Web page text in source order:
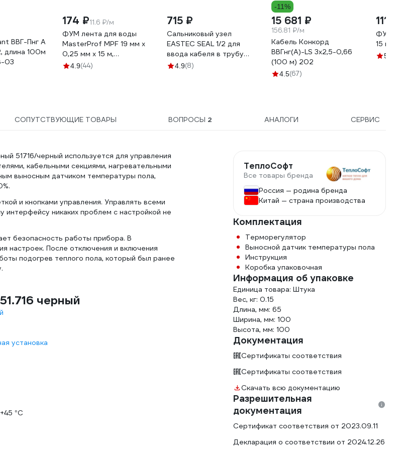
ВВГ-Пнг А
длина 100м
03
174 ₽11.6 ₽/м
ФУМ лента для воды
MasterProf MPF 19 мм x
0,25 мм x 15 м,
профессиональная
4.9(44)
715 ₽
Сальниковый узел
EASTEC SEAL 1/2 для
ввода кабеля в трубу
901488
4.9(8)
-11%
15 681 ₽
156.81 ₽/м
Кабель Конкорд
ВВГнг(А)-LS 3х2,5-0,66
(100 м) 202
4.5(67)
111 ₽
ФУМ
15 м х
5
СОПУТСТВУЮЩИЕ ТОВАРЫ ВОПРОСЫ 2 АНАЛОГИ СЕРВИС
51716/черный используется для управления
кабельными секциями, нагревательными
выносным датчиком температуры пола,
и кнопками управления. Управлять всеми
никаких проблем с настройкой не
безопасность работы прибора. В
настроек. После отключения и включения
подогрев теплого пола, который был ранее
черный
установка
°С
ТеплоСофт
Все товары бренда
Россия — родина бренда
Китай — страна производства
Комплектация
Терморегулятор
Выносной датчик температуры пола
Инструкция
Коробка упаковочная
Информация об упаковке
Единица товара: Штука
Вес, кг: 0.15
Длина, мм: 65
Ширина, мм: 100
Высота, мм: 100
Документация
Сертификаты соответствия
Сертификаты соответствия
Скачать всю документацию
Разрешительная
документация
Сертификат соответствия от 2023.09.11
Декларация о соответствии от 2024.12.26